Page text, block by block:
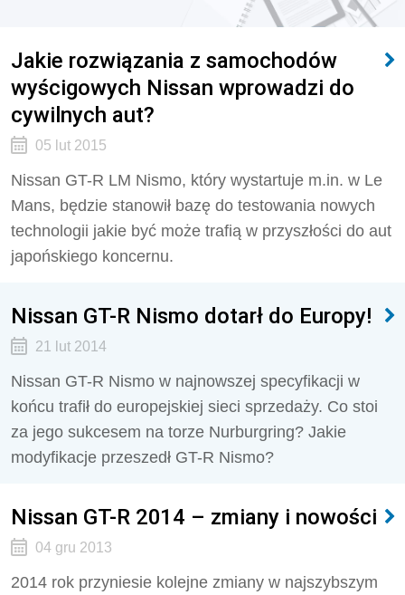
Jakie rozwiązania z samochodów
wyścigowych Nissan wprowadzi do
cywilnych aut?
05 lut 2015
Nissan GT-R LM Nismo, który wystartuje m.in. w Le
Mans, będzie stanowił bazę do testowania nowych
technologii jakie być może trafią w przyszłości do aut
japońskiego koncernu.
Nissan GT-R Nismo dotarł do Europy!
21 lut 2014
Nissan GT-R Nismo w najnowszej specyfikacji w
końcu trafił do europejskiej sieci sprzedaży. Co stoi
za jego sukcesem na torze Nurburgring? Jakie
modyfikacje przeszedł GT-R Nismo?
Nissan GT-R 2014 – zmiany i nowości
04 gru 2013
2014 rok przyniesie kolejne zmiany w najszybszym